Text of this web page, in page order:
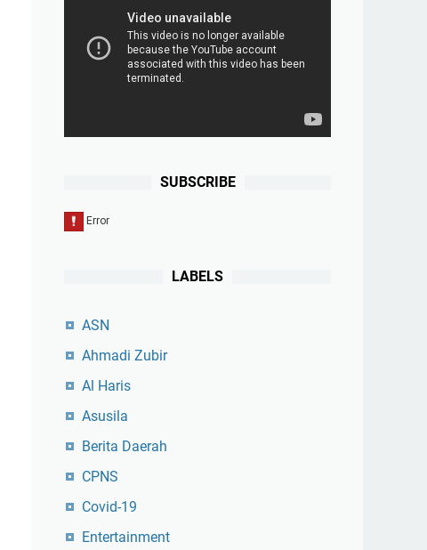
SUBSCRIBE
LABELS
ASN
Ahmadi Zubir
Al Haris
Asusila
Berita Daerah
CPNS
Covid-19
Entertainment